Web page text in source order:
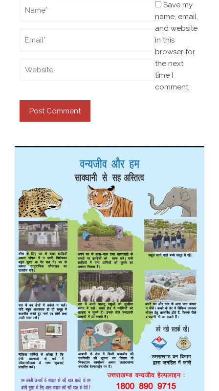
Save my
name, email,
and website
in this
browser for
the next
time I
comment.